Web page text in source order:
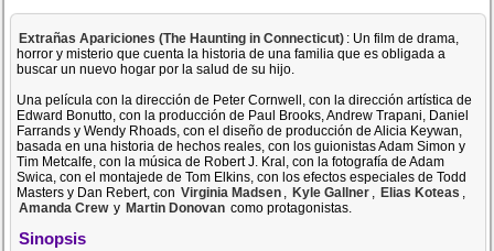
Extrañas Apariciones (The Haunting in Connecticut) : Un film de drama,
horror y misterio que cuenta la historia de una familia que es obligada a
buscar un nuevo hogar por la salud de su hijo.
Una película con la dirección de Peter Cornwell, con la dirección artística de
Edward Bonutto, con la producción de Paul Brooks, Andrew Trapani, Daniel
Farrands y Wendy Rhoads, con el diseño de producción de Alicia Keywan,
basada en una historia de hechos reales, con los guionistas Adam Simon y
Tim Metcalfe, con la música de Robert J. Kral, con la fotografía de Adam
Swica, con el montajede de Tom Elkins, con los efectos especiales de Todd
Masters y Dan Rebert, con Virginia Madsen , Kyle Gallner , Elias Koteas ,
Amanda Crew y Martin Donovan como protagonistas.
Sinopsis